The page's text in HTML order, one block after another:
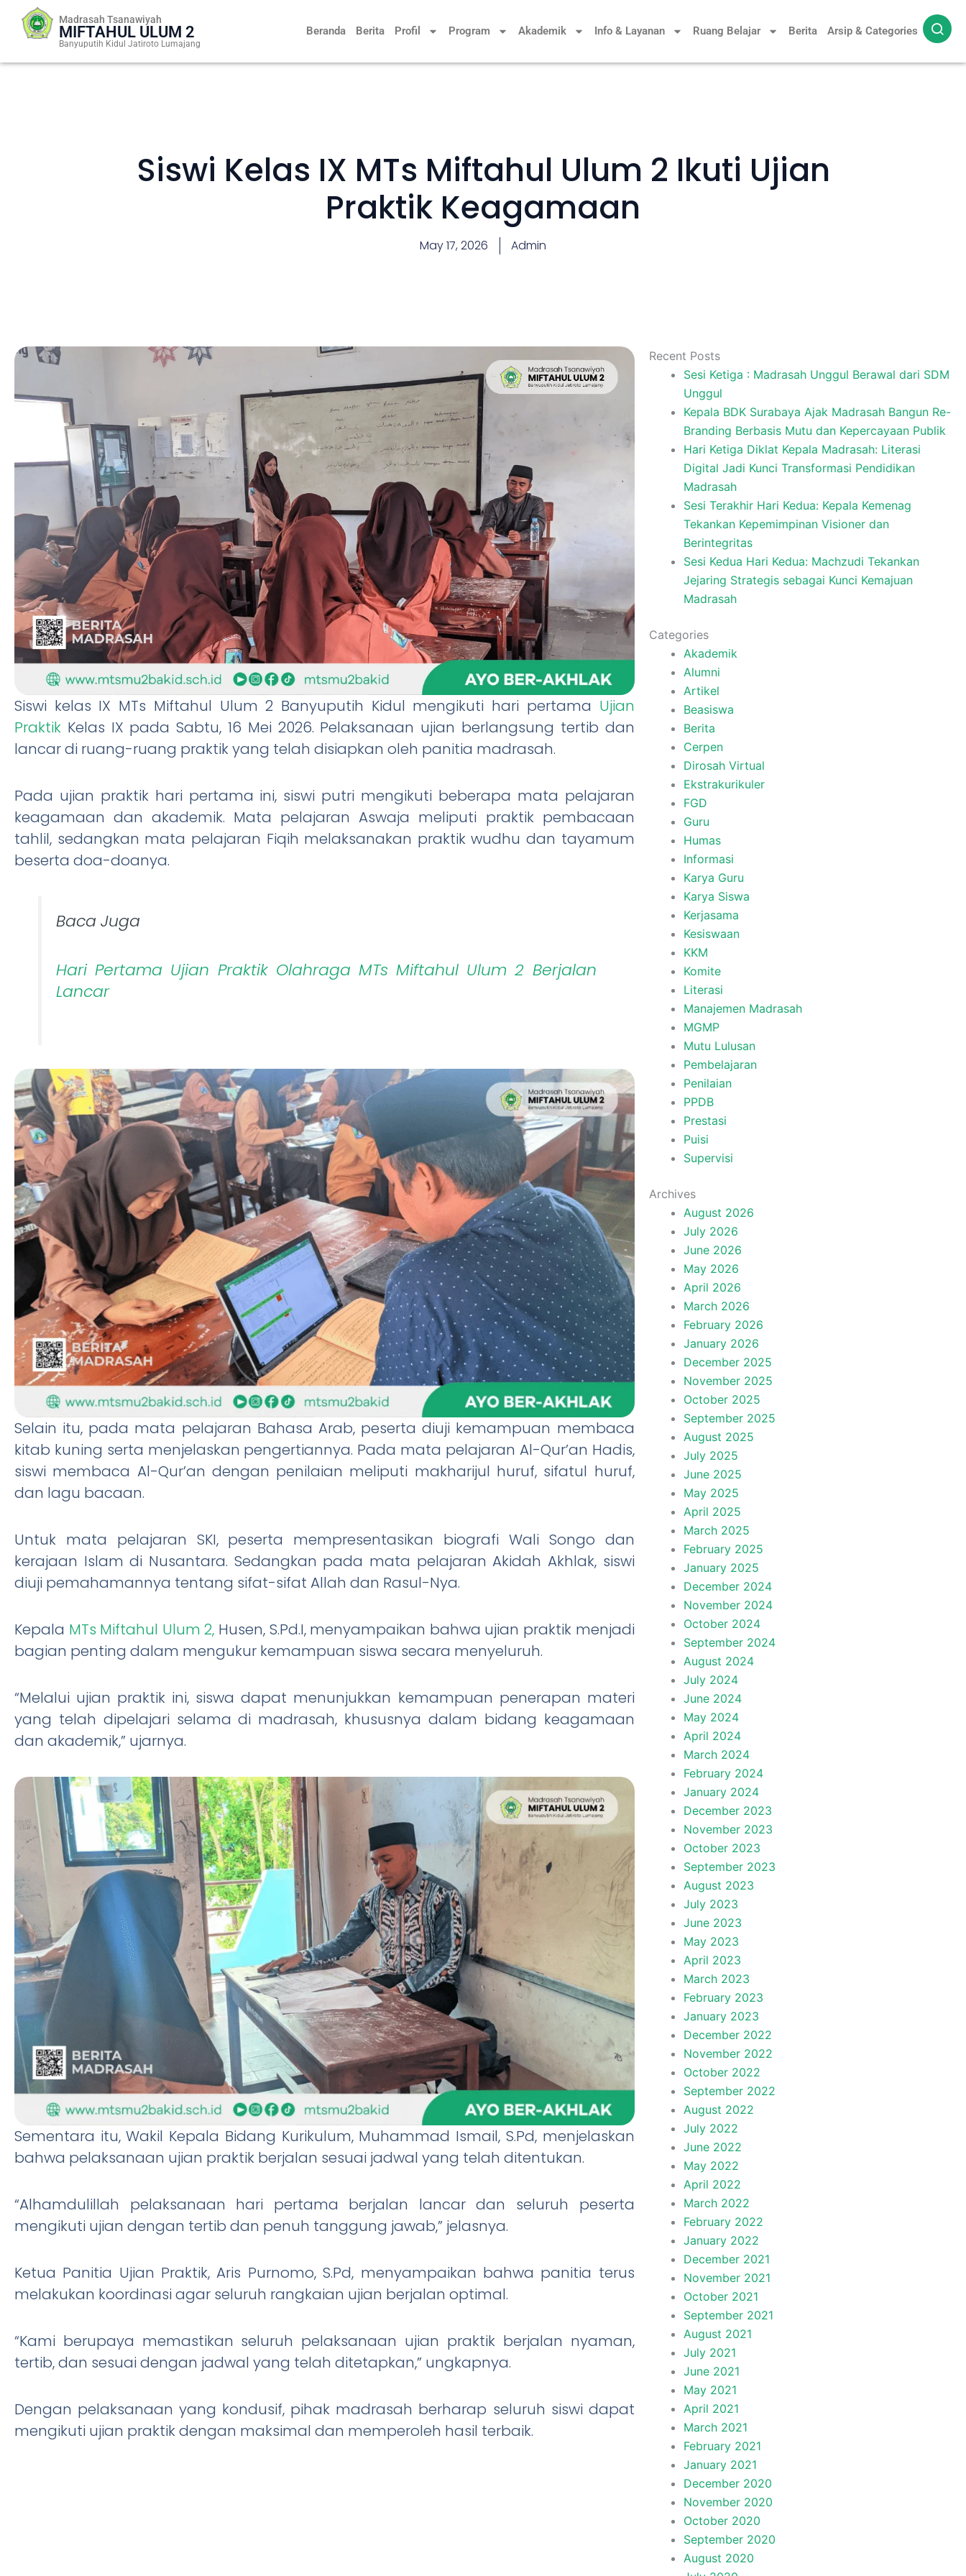
Beranda Berita Profil Program Akademik Info & Layanan Ruang Belajar Berita Arsip & Categories
Madrasah Tsanawiyah
MIFTAHUL ULUM 2
Banyuputih Kidul Jatiroto Lumajang
Siswi Kelas IX MTs Miftahul Ulum 2 Ikuti Ujian
Praktik Keagamaan
May 17, 2026 Admin
Siswi kelas IX MTs Miftahul Ulum 2 Banyuputih Kidul mengikuti hari pertama Ujian
Praktik Kelas IX pada Sabtu, 16 Mei 2026. Pelaksanaan ujian berlangsung tertib dan
lancar di ruang-ruang praktik yang telah disiapkan oleh panitia madrasah.
Pada ujian praktik hari pertama ini, siswi putri mengikuti beberapa mata pelajaran
keagamaan dan akademik. Mata pelajaran Aswaja meliputi praktik pembacaan
tahlil, sedangkan mata pelajaran Fiqih melaksanakan praktik wudhu dan tayamum
beserta doa-doanya.
Baca Juga
Hari Pertama Ujian Praktik Olahraga MTs Miftahul Ulum 2 Berjalan
Lancar
Selain itu, pada mata pelajaran Bahasa Arab, peserta diuji kemampuan membaca
kitab kuning serta menjelaskan pengertiannya. Pada mata pelajaran Al-Qur’an Hadis,
siswi membaca Al-Qur’an dengan penilaian meliputi makharijul huruf, sifatul huruf,
dan lagu bacaan.
Untuk mata pelajaran SKI, peserta mempresentasikan biografi Wali Songo dan
kerajaan Islam di Nusantara. Sedangkan pada mata pelajaran Akidah Akhlak, siswi
diuji pemahamannya tentang sifat-sifat Allah dan Rasul-Nya.
Kepala MTs Miftahul Ulum 2, Husen, S.Pd.I, menyampaikan bahwa ujian praktik menjadi
bagian penting dalam mengukur kemampuan siswa secara menyeluruh.
“Melalui ujian praktik ini, siswa dapat menunjukkan kemampuan penerapan materi
yang telah dipelajari selama di madrasah, khususnya dalam bidang keagamaan
dan akademik,” ujarnya.
Sementara itu, Wakil Kepala Bidang Kurikulum, Muhammad Ismail, S.Pd, menjelaskan
bahwa pelaksanaan ujian praktik berjalan sesuai jadwal yang telah ditentukan.
“Alhamdulillah pelaksanaan hari pertama berjalan lancar dan seluruh peserta
mengikuti ujian dengan tertib dan penuh tanggung jawab,” jelasnya.
Ketua Panitia Ujian Praktik, Aris Purnomo, S.Pd, menyampaikan bahwa panitia terus
melakukan koordinasi agar seluruh rangkaian ujian berjalan optimal.
“Kami berupaya memastikan seluruh pelaksanaan ujian praktik berjalan nyaman,
tertib, dan sesuai dengan jadwal yang telah ditetapkan,” ungkapnya.
Dengan pelaksanaan yang kondusif, pihak madrasah berharap seluruh siswi dapat
mengikuti ujian praktik dengan maksimal dan memperoleh hasil terbaik.
Recent Posts
Sesi Ketiga : Madrasah Unggul Berawal dari SDM
Unggul
Kepala BDK Surabaya Ajak Madrasah Bangun Re-
Branding Berbasis Mutu dan Kepercayaan Publik
Hari Ketiga Diklat Kepala Madrasah: Literasi
Digital Jadi Kunci Transformasi Pendidikan
Madrasah
Sesi Terakhir Hari Kedua: Kepala Kemenag
Tekankan Kepemimpinan Visioner dan
Berintegritas
Sesi Kedua Hari Kedua: Machzudi Tekankan
Jejaring Strategis sebagai Kunci Kemajuan
Madrasah
Categories
Akademik
Alumni
Artikel
Beasiswa
Berita
Cerpen
Dirosah Virtual
Ekstrakurikuler
FGD
Guru
Humas
Informasi
Karya Guru
Karya Siswa
Kerjasama
Kesiswaan
KKM
Komite
Literasi
Manajemen Madrasah
MGMP
Mutu Lulusan
Pembelajaran
Penilaian
PPDB
Prestasi
Puisi
Supervisi
Archives
August 2026
July 2026
June 2026
May 2026
April 2026
March 2026
February 2026
January 2026
December 2025
November 2025
October 2025
September 2025
August 2025
July 2025
June 2025
May 2025
April 2025
March 2025
February 2025
January 2025
December 2024
November 2024
October 2024
September 2024
August 2024
July 2024
June 2024
May 2024
April 2024
March 2024
February 2024
January 2024
December 2023
November 2023
October 2023
September 2023
August 2023
July 2023
June 2023
May 2023
April 2023
March 2023
February 2023
January 2023
December 2022
November 2022
October 2022
September 2022
August 2022
July 2022
June 2022
May 2022
April 2022
March 2022
February 2022
January 2022
December 2021
November 2021
October 2021
September 2021
August 2021
July 2021
June 2021
May 2021
April 2021
March 2021
February 2021
January 2021
December 2020
November 2020
October 2020
September 2020
August 2020